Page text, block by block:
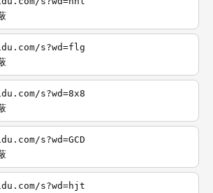
s?wd=flg
s?wd=8x8
s?wd=GCD
s?wd=hjt